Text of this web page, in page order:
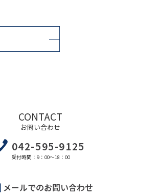
CONTACT
お問い合わせ
042-595-9125
受付時間：9：00～18：00
メールでのお問い合わせ